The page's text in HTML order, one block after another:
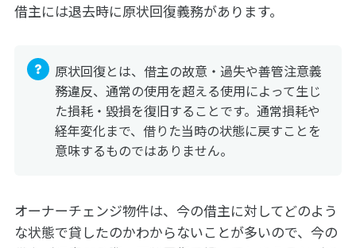
借主には退去時に原状回復義務があります。
原状回復とは、借主の故意・過失や善管注意義
務違反、通常の使用を超える使用によって生じ
た損耗・毀損を復旧することです。通常損耗や
経年変化まで、借りた当時の状態に戻すことを
意味するものではありません。
オーナーチェンジ物件は、今の借主に対してどのよう
な状態で貸したのかわからないことが多いので、今の